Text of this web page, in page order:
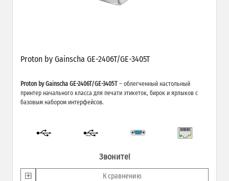
Proton by Gainscha GE-2406T/GE-3405T
Proton by Gainscha GE-2406T/GE-3405T – облегченный настольный
принтер начального класса для печати этикеток, бирок и ярлыков с
базовым набором интерфейсов.
Звоните!
К сравнению